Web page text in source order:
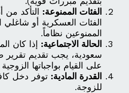
الفئات الممنوعة: التأكد
الفئات العسكرية أو
الممنوعين نظاماً.
الحالة الاجتماعية: إذا كان
سعودية، يجب تقديم تقرير
على القيام بواجباتها
القدرة المادية: توفر دخل
للزوجة.